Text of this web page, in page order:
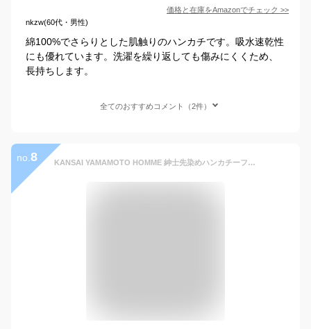
価格と在庫をAmazonでチェック >>
nkzw(60代・男性)
綿100%でさらりとした肌触りのハンカチです。吸水速乾性
にも優れています。洗濯を繰り返しても傷みにくくため、
長持ちします。
全てのおすすめコメント（2件）
no. 8 KANSAI YAMAMOTO HOMME 紳士先染めハンカチーフ5枚セット山本寛斎 選べる5枚セット ハンカチ ギフト 父の日 メンズ 紳士 ビジネス 綿100% まとめ買い ブランド